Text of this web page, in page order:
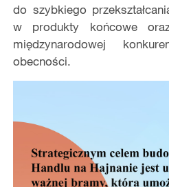
do szybkiego
w produkty końcowe
międzynarodowej
obecności.